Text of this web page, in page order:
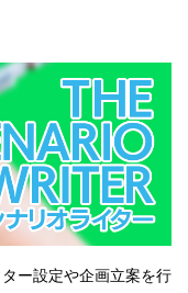
ー設定や企画立案を行